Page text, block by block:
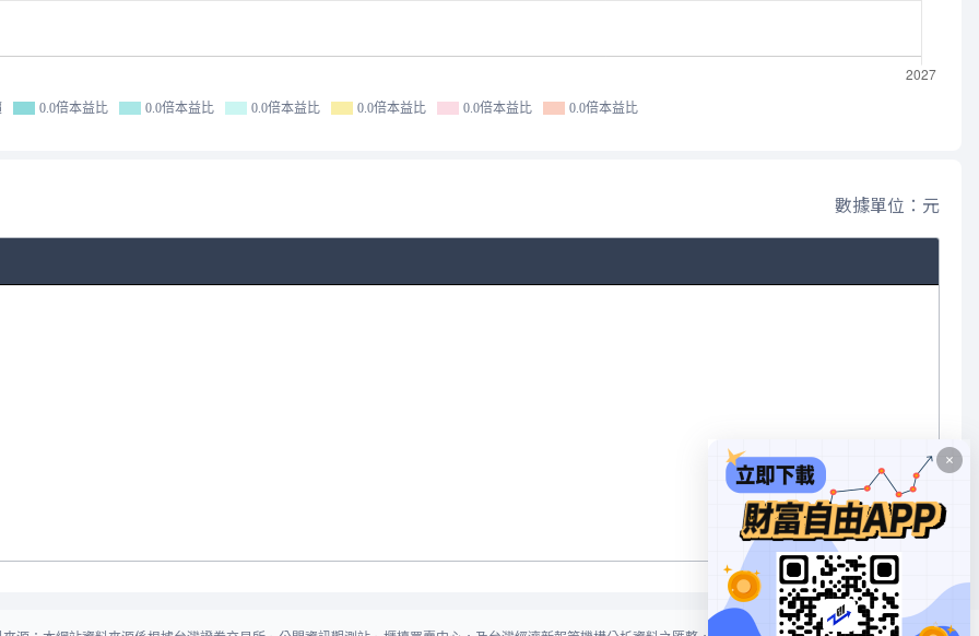
0.0倍本益比 0.0倍本益比 0.0倍本益比 0.0倍本益比 0.0倍本益比 0.0倍本益比
數據單位：元